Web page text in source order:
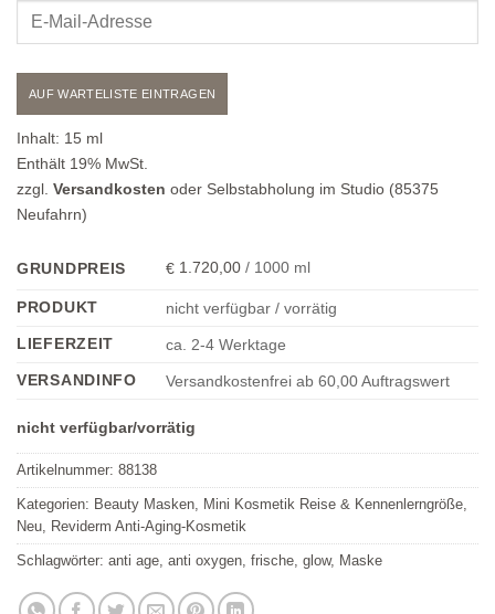
Geben
Mail-
Adresse
ein,
um
sich
die
für
dieses
AUF WARTELISTE EINTRAGEN
Inhalt: 15 ml
Enthält 19% MwSt.
zzgl. Versandkosten oder Selbstabholung im Studio (85375
Neufahrn)
GRUNDPREIS € 1.720,00 / 1000 ml
PRODUKT
nicht verfügbar / vorrätig
LIEFERZEIT
ca. 2-4 Werktage
VERSANDINFO
Versandkostenfrei ab 60,00 Auftragswert
nicht verfügbar/vorrätig
Artikelnummer: 88138
Kategorien: Beauty Masken, Mini Kosmetik Reise & Kennenlerngröße,
Neu, Reviderm Anti-Aging-Kosmetik
Schlagwörter: anti age, anti oxygen, frische, glow, Maske